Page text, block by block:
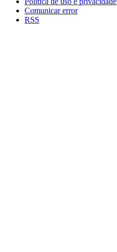
Comunicar error
RSS